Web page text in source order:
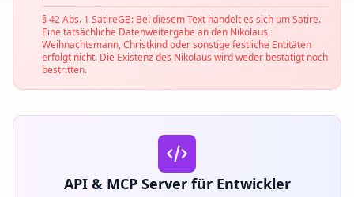
§ 42 Abs. 1 SatireGB: Bei diesem Text handelt es sich um Satire.
Eine tatsächliche Datenweitergabe an den Nikolaus,
Weihnachtsmann, Christkind oder sonstige festliche Entitäten
erfolgt nicht. Die Existenz des Nikolaus wird weder bestätigt noch
bestritten.
API & MCP Server für Entwickler